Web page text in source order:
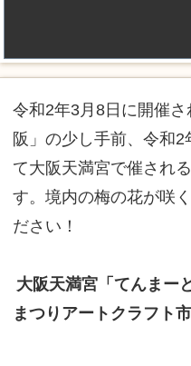
令和2年3月8日に開催
阪」の少し手前、令和
て大阪天満宮で催され
す。境内の梅の花が咲
ださい！
大阪天満宮「てんまー
まつりアートクラフト